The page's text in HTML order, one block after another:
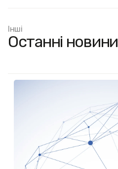
Інші
Останні новини